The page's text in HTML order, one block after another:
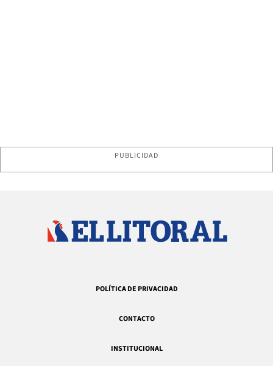
PUBLICIDAD
POLÍTICA DE PRIVACIDAD
CONTACTO
INSTITUCIONAL